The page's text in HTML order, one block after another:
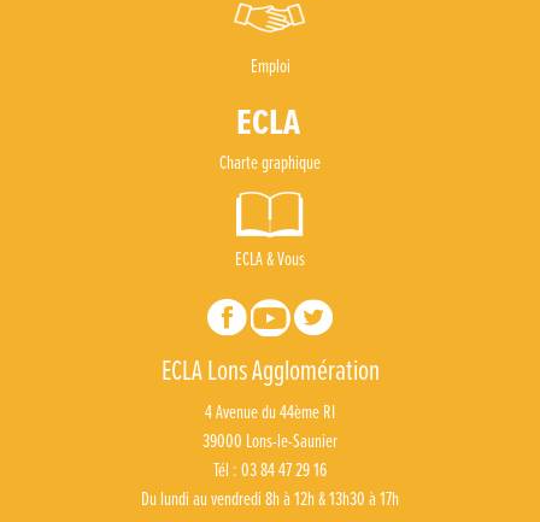
Emploi
Charte graphique
ECLA & Vous
ECLA Lons Agglomération
4 Avenue du 44ème RI
39000 Lons-le-Saunier
Tél : 03 84 47 29 16
Du lundi au vendredi 8h à 12h & 13h30 à 17h